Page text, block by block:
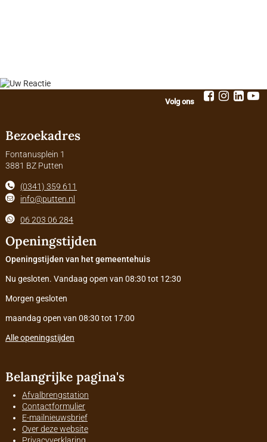
Volg ons
Bezoekadres
Fontanusplein 1
3881 BZ Putten
(0341) 359 611
info@putten.nl
06 203 06 284
Openingstijden
Openingstijden van het gemeentehuis
Nu gesloten. Vandaag open van 08:30 tot 12:30
Morgen gesloten
maandag open van 08:30 tot 17:00
Alle openingstijden
Belangrijke pagina's
Afvalbrengstation
Contactformulier
E-mailnieuwsbrief
Over deze website